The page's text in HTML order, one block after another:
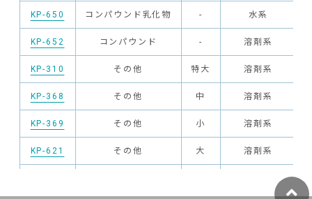
KP-650 コンパウンド乳化物 - 水系
KP-652 コンパウンド - 溶剤系
KP-310 その他 特大 溶剤系
KP-368 その他 中 溶剤系
KP-369 その他 小 溶剤系
KP-621 その他 大 溶剤系